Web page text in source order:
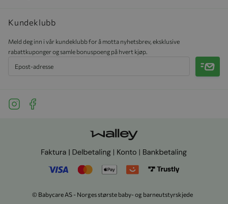
Kundeklubb
Meld deg inn i vår kundeklubb for å motta nyhetsbrev, eksklusive
rabattkuponger og samle bonuspoeng på hvert kjøp.
Meld
See our Instagram
See our Facebook
© Babycare AS - Norges største baby- og barneutstyrskjede